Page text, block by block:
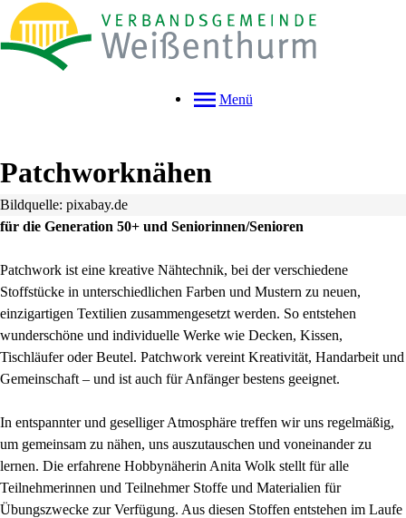
Menü
Patchworknähen
Bildquelle: pixabay.de
für die Generation 50+ und Seniorinnen/Senioren
Patchwork ist eine kreative Nähtechnik, bei der verschiedene
Stoffstücke in unterschiedlichen Farben und Mustern zu neuen,
einzigartigen Textilien zusammengesetzt werden. So entstehen
wunderschöne und individuelle Werke wie Decken, Kissen,
Tischläufer oder Beutel. Patchwork vereint Kreativität, Handarbeit und
Gemeinschaft – und ist auch für Anfänger bestens geeignet.
In entspannter und geselliger Atmosphäre treffen wir uns regelmäßig,
um gemeinsam zu nähen, uns auszutauschen und voneinander zu
lernen. Die erfahrene Hobbynäherin Anita Wolk stellt für alle
Teilnehmerinnen und Teilnehmer Stoffe und Materialien für
Übungszwecke zur Verfügung. Aus diesen Stoffen entstehen im Laufe